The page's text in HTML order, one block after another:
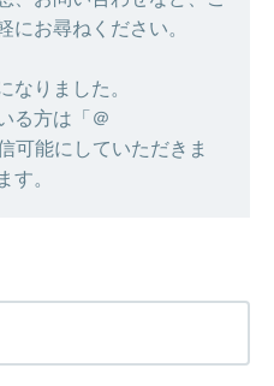
にお尋ねください。
りました。
る方は「＠
可能にしていただきま
す。